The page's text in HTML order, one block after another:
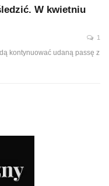
W kwietniu
1
kontynuować udaną passę z